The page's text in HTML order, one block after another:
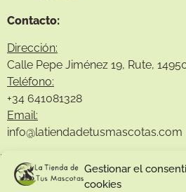
Gestionar el
cookies
Contacto:
Dirección:
Calle Pepe Jiménez 19, Rute,
Teléfono:
+34 641081328
Email:
info@latiendadetusmascotas.com
Enlaces de interés:
Aviso Legal